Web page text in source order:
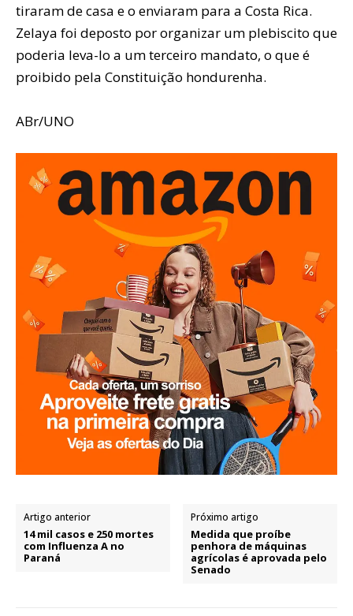
tiraram de casa e o enviaram para a Costa Rica.
Zelaya foi deposto por organizar um plebiscito que
poderia leva-lo a um terceiro mandato, o que é
proibido pela Constituição hondurenha.
ABr/UNO
Artigo anterior
14 mil casos e 250 mortes
com Influenza A no
Paraná
Próximo artigo
Medida que proíbe
penhora de máquinas
agrícolas é aprovada pelo
Senado